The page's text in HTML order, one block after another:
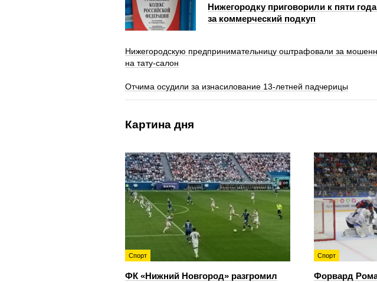
Нижегородку приговорили к пяти
за коммерческий подкуп
Нижегородскую предпринимательницу оштрафовали за
на тату-салон
Отчима осудили за изнасилование 13-летней падчерицы
Картина дня
Спорт
ФК «Нижний Новгород» разгромил
Спорт
Форвард